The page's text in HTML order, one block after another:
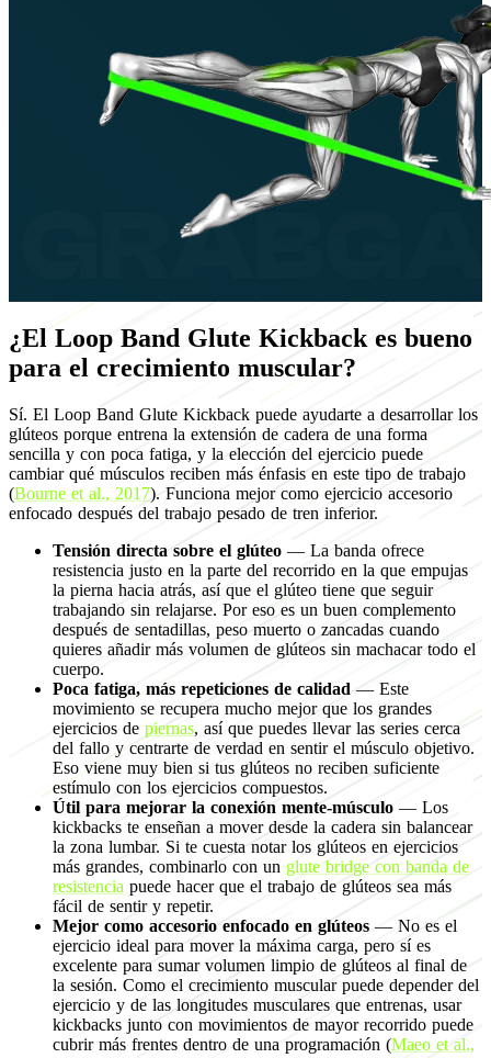
¿El Loop Band Glute Kickback es bueno
para el crecimiento muscular?
Sí. El Loop Band Glute Kickback puede ayudarte a desarrollar los
glúteos porque entrena la extensión de cadera de una forma
sencilla y con poca fatiga, y la elección del ejercicio puede
cambiar qué músculos reciben más énfasis en este tipo de trabajo
(Bourne et al., 2017). Funciona mejor como ejercicio accesorio
enfocado después del trabajo pesado de tren inferior.
Tensión directa sobre el glúteo — La banda ofrece
resistencia justo en la parte del recorrido en la que empujas
la pierna hacia atrás, así que el glúteo tiene que seguir
trabajando sin relajarse. Por eso es un buen complemento
después de sentadillas, peso muerto o zancadas cuando
quieres añadir más volumen de glúteos sin machacar todo el
cuerpo.
Poca fatiga, más repeticiones de calidad — Este
movimiento se recupera mucho mejor que los grandes
ejercicios de piernas, así que puedes llevar las series cerca
del fallo y centrarte de verdad en sentir el músculo objetivo.
Eso viene muy bien si tus glúteos no reciben suficiente
estímulo con los ejercicios compuestos.
Útil para mejorar la conexión mente-músculo — Los
kickbacks te enseñan a mover desde la cadera sin balancear
la zona lumbar. Si te cuesta notar los glúteos en ejercicios
más grandes, combinarlo con un glute bridge con banda de
resistencia puede hacer que el trabajo de glúteos sea más
fácil de sentir y repetir.
Mejor como accesorio enfocado en glúteos — No es el
ejercicio ideal para mover la máxima carga, pero sí es
excelente para sumar volumen limpio de glúteos al final de
la sesión. Como el crecimiento muscular puede depender del
ejercicio y de las longitudes musculares que entrenas, usar
kickbacks junto con movimientos de mayor recorrido puede
cubrir más frentes dentro de una programación (Maeo et al.,